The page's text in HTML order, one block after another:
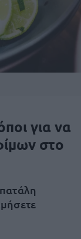
για να
στο